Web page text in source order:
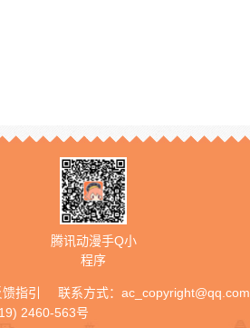
腾讯动漫手Q小
程序
指引 联系方式： ac_copyright@qq.com
2460-563号